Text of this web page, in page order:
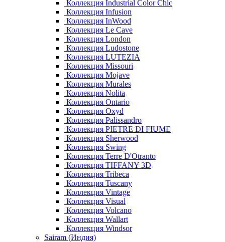
Коллекция Industrial Color Chic
Коллекция Infusion
Коллекция InWood
Коллекция Le Cave
Коллекция London
Коллекция Ludostone
Коллекция LUTEZIA
Коллекция Missouri
Коллекция Mojave
Коллекция Murales
Коллекция Nolita
Коллекция Ontario
Коллекция Oxyd
Коллекция Palissandro
Коллекция PIETRE DI FIUME
Коллекция Sherwood
Коллекция Swing
Коллекция Terre D'Otranto
Коллекция TIFFANY 3D
Коллекция Tribeca
Коллекция Tuscany
Коллекция Vintage
Коллекция Visual
Коллекция Volcano
Коллекция Wallart
Коллекция Windsor
Sairam (Индия)